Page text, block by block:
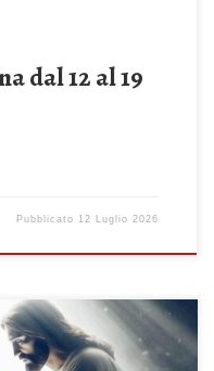
dal 12 al 19
Pubblicato 12 Luglio 2026